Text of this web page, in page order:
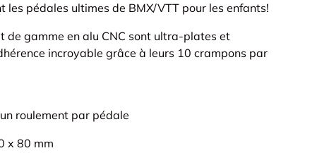
les pédales ultimes de BMX/VTT pour les enfants!
de gamme en alu CNC sont ultra-plates et
incroyable grâce à leurs 10 crampons par
roulement par pédale
x 80 mm